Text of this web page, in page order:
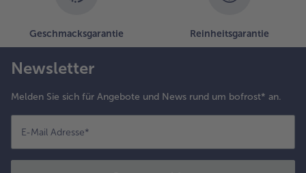
Geschmacksgarantie Reinheitsgarantie
Newsletter
Melden Sie sich für Angebote und News rund um bofrost* an.
E-Mail Adresse*